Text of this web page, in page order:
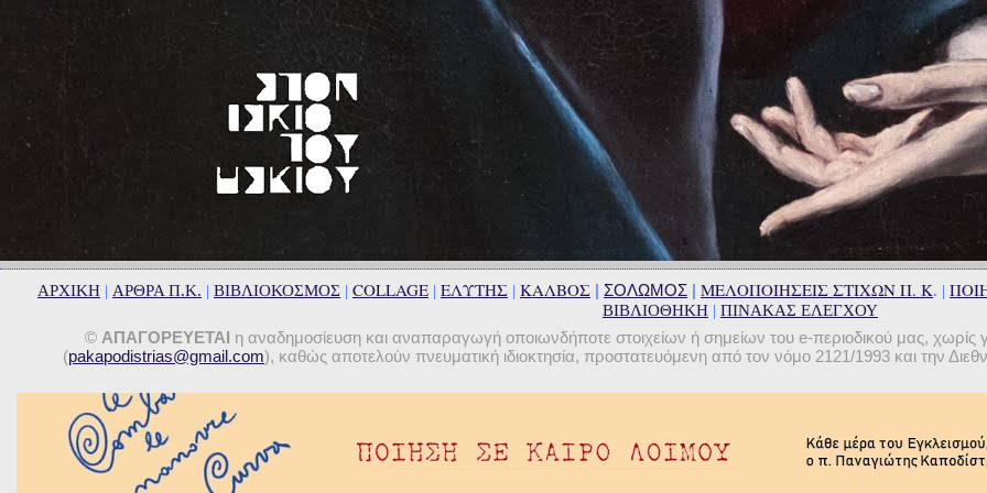
ΑΡΧΙΚΗ | ΑΡΘΡΑ Π.Κ. | ΒΙΒΛΙΟΚΟΣΜΟΣ | COLLAGE | ΕΛΥΤΗΣ | ΚΑΛΒΟΣ | ΣΟΛΩΜΟΣ | ΜΕΛΟΠΟΙΗΣΕΙΣ ΣΤΙΧΩΝ Π. Κ. |
ΒΙΒΛΙΟΘΗΚΗ | ΠΙΝΑΚΑΣ ΕΛΕΓΧΟΥ
© ΑΠΑΓΟΡΕΥΕΤΑΙ η αναδημοσίευση και αναπαραγωγή οποιωνδήποτε στοιχείων ή σημείων του e-περιοδικού μας,
(pakapodistrias@gmail.com), καθώς αποτελούν πνευματική ιδιοκτησία, προστατευόμενη από τον νόμο 2121/1993 και την